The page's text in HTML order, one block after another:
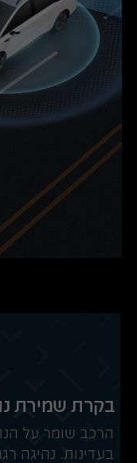
בקרת שמירת
הרכב שומר על
בעדינות. נהיגה